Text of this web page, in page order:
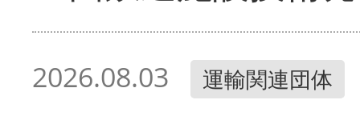
2026.08.03 運輸関連団体